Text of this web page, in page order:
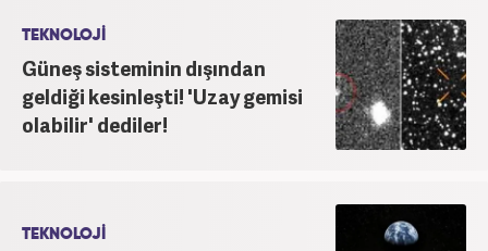
TEKNOLOJİ
Güneş sisteminin dışından
geldiği kesinleşti! 'Uzay gemisi
olabilir' dediler!
TEKNOLOJİ